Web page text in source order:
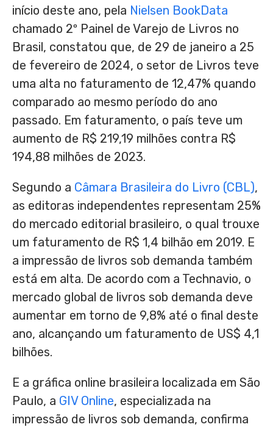
início deste ano, pela Nielsen BookData
chamado 2º Painel de Varejo de Livros no
Brasil, constatou que, de 29 de janeiro a 25
de fevereiro de 2024, o setor de Livros teve
uma alta no faturamento de 12,47% quando
comparado ao mesmo período do ano
passado. Em faturamento, o país teve um
aumento de R$ 219,19 milhões contra R$
194,88 milhões de 2023.
Segundo a Câmara Brasileira do Livro (CBL),
as editoras independentes representam 25%
do mercado editorial brasileiro, o qual trouxe
um faturamento de R$ 1,4 bilhão em 2019. E
a impressão de livros sob demanda também
está em alta. De acordo com a Technavio, o
mercado global de livros sob demanda deve
aumentar em torno de 9,8% até o final deste
ano, alcançando um faturamento de US$ 4,1
bilhões.
E a gráfica online brasileira localizada em São
Paulo, a GIV Online, especializada na
impressão de livros sob demanda, confirma